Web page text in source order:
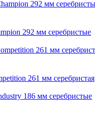
292 мм серебристые
261 мм серебристая